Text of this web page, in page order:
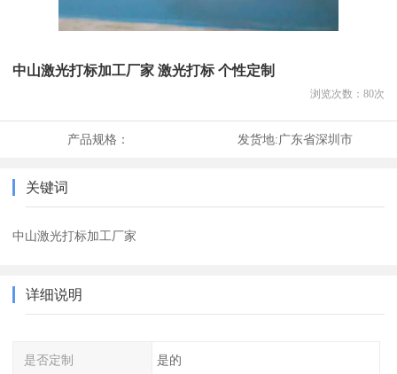
中山激光打标加工厂家 激光打标 个性定制
浏览次数： 80次
产品规格： 发货地:广东省深圳市
关键词
中山激光打标加工厂家
详细说明
是否定制 是的